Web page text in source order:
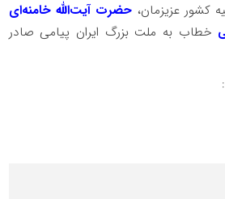
کشور عزیزمان، حضرت آیت‌الله خامنه‌ای
خطاب به ملت بزرگ ایران پیامی صادر